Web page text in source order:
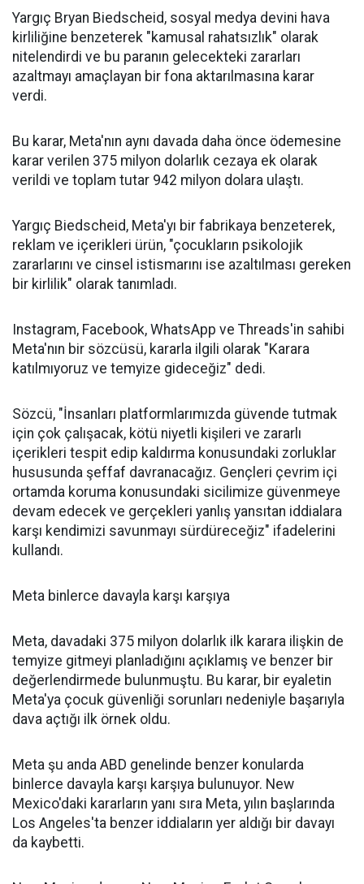
Yargıç Bryan Biedscheid, sosyal medya devini hava
kirliliğine benzeterek "kamusal rahatsızlık" olarak
nitelendirdi ve bu paranın gelecekteki zararları
azaltmayı amaçlayan bir fona aktarılmasına karar
verdi.
Bu karar, Meta'nın aynı davada daha önce ödemesine
karar verilen 375 milyon dolarlık cezaya ek olarak
verildi ve toplam tutar 942 milyon dolara ulaştı.
Yargıç Biedscheid, Meta'yı bir fabrikaya benzeterek,
reklam ve içerikleri ürün, "çocukların psikolojik
zararlarını ve cinsel istismarını ise azaltılması gereken
bir kirlilik" olarak tanımladı.
Instagram, Facebook, WhatsApp ve Threads'in sahibi
Meta'nın bir sözcüsü, kararla ilgili olarak "Karara
katılmıyoruz ve temyize gideceğiz" dedi.
Sözcü, "İnsanları platformlarımızda güvende tutmak
için çok çalışacak, kötü niyetli kişileri ve zararlı
içerikleri tespit edip kaldırma konusundaki zorluklar
hususunda şeffaf davranacağız. Gençleri çevrim içi
ortamda koruma konusundaki sicilimize güvenmeye
devam edecek ve gerçekleri yanlış yansıtan iddialara
karşı kendimizi savunmayı sürdüreceğiz" ifadelerini
kullandı.
Meta binlerce davayla karşı karşıya
Meta, davadaki 375 milyon dolarlık ilk karara ilişkin de
temyize gitmeyi planladığını açıklamış ve benzer bir
değerlendirmede bulunmuştu. Bu karar, bir eyaletin
Meta'ya çocuk güvenliği sorunları nedeniyle başarıyla
dava açtığı ilk örnek oldu.
Meta şu anda ABD genelinde benzer konularda
binlerce davayla karşı karşıya bulunuyor. New
Mexico'daki kararların yanı sıra Meta, yılın başlarında
Los Angeles'ta benzer iddiaların yer aldığı bir davayı
da kaybetti.